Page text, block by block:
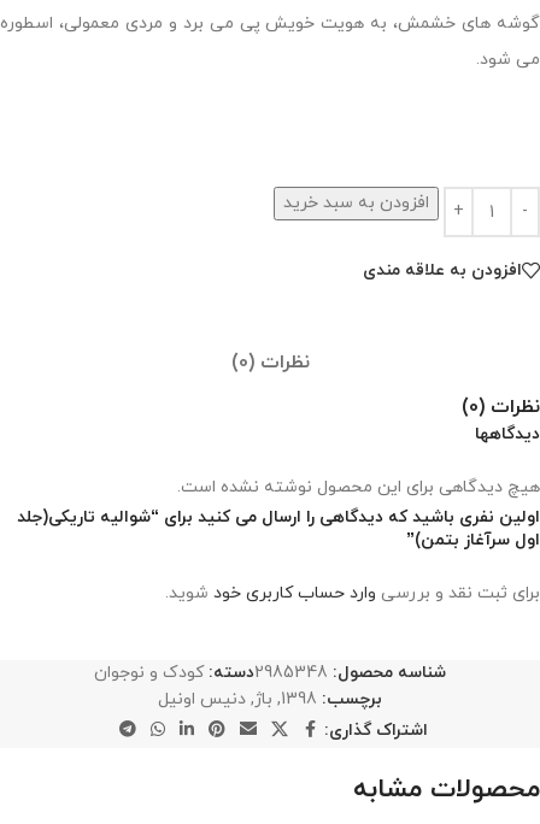
گوشه های خشمش، به هویت خویش پی می برد و مردی معمولی، اسطوره
می شود.
افزودن به سبد خرید
افزودن به علاقه مندی
نظرات (0)
نظرات (0)
دیدگاهها
هیچ دیدگاهی برای این محصول نوشته نشده است.
اولین نفری باشید که دیدگاهی را ارسال می کنید برای “شوالیه‌ تاریکی(جلد
اول‌ سرآغاز‌ بتمن)”
برای ثبت نقد و بررسی وارد حساب کاربری خود شوید.
شناسه محصول: 2985348دسته: کودک و نوجوان
برچسب: 1398
, باژ, دنیس اونیل
اشتراک گذاری:
محصولات مشابه